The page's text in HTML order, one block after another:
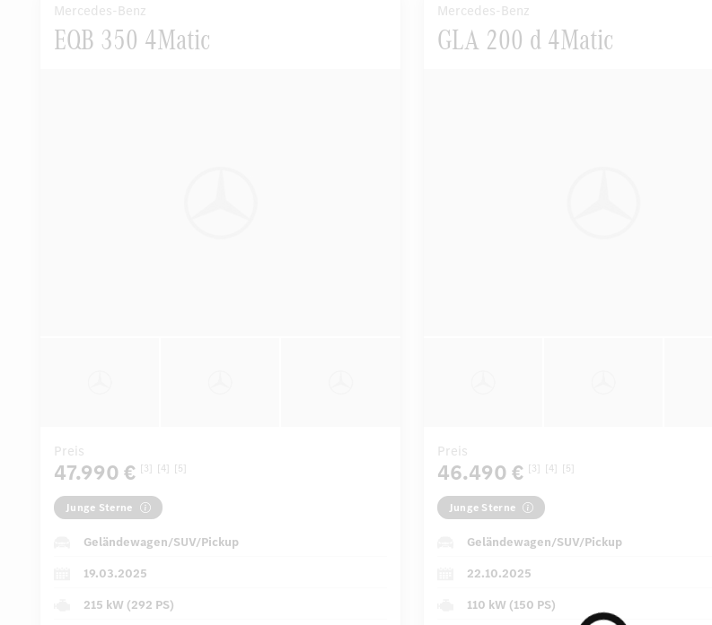
Mercedes-Benz
EQB 350 4Matic
Preis
47.990 € [3] [4] [5]
Junge Sterne
Geländewagen/SUV/Pickup
19.03.2025
215 kW (292 PS)
Mercedes-Benz
GLA 200 d 4Matic
Preis
46.490 € [3] [4] [5]
Junge Sterne
Geländewagen/SUV/Pickup
22.10.2025
110 kW (150 PS)